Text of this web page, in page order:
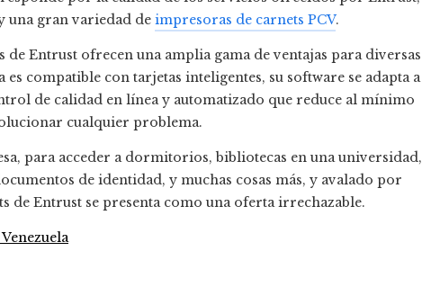
una gran variedad de impresoras de carnets PCV.
de Entrust ofrecen una amplia gama de ventajas para diversas
compatible con tarjetas inteligentes, su software se adapta a
de calidad en línea y automatizado que reduce al mínimo
cualquier problema.
para acceder a dormitorios, bibliotecas en una universidad,
de identidad, y muchas cosas más, y avalado por
de Entrust se presenta como una oferta irrechazable.